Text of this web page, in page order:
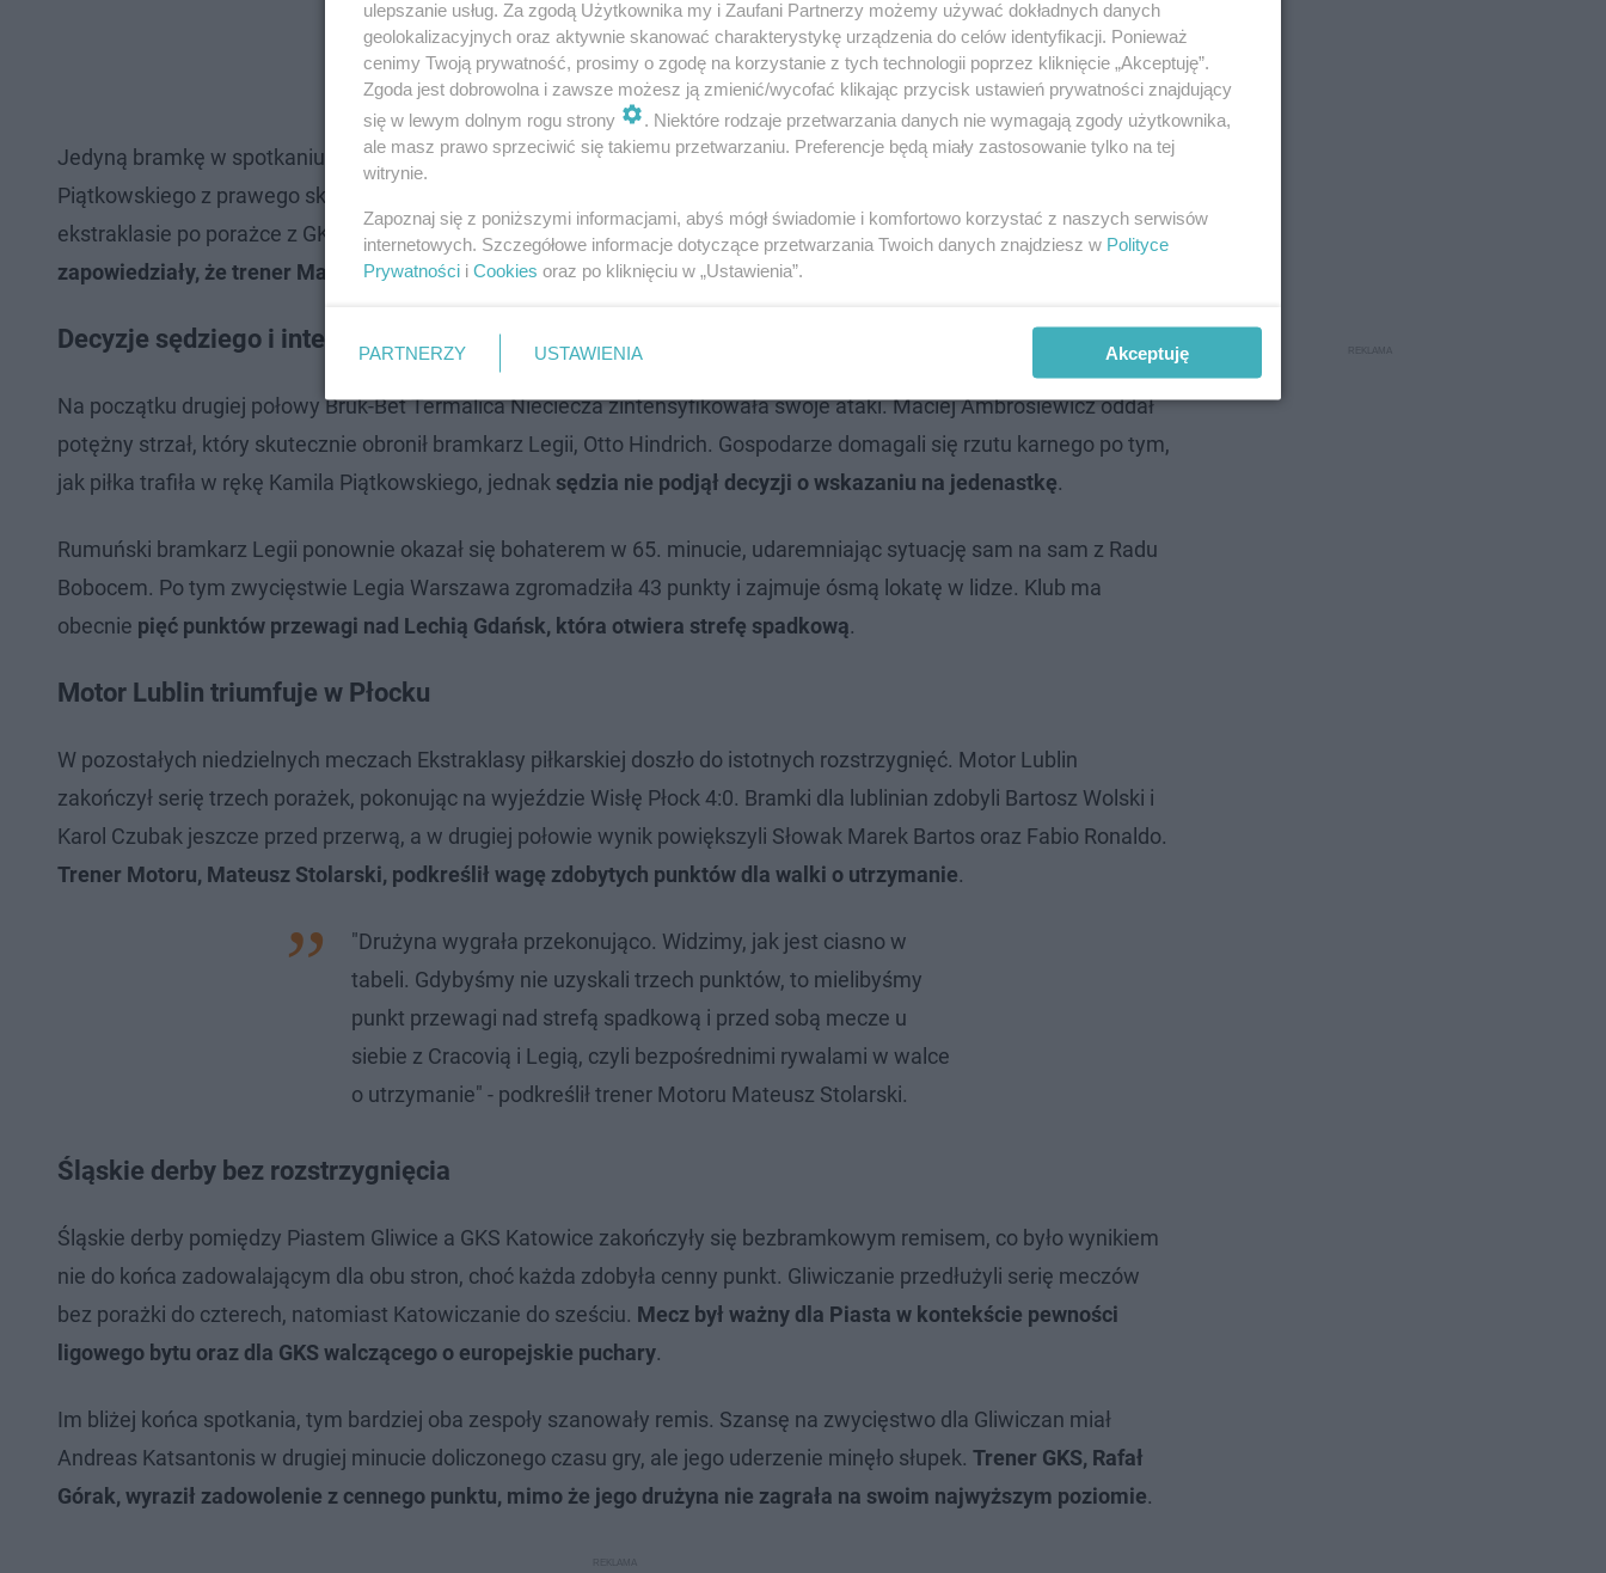
Jedyną bramkę w spotkaniu zdobył Rafał Adamski w 19. minucie, wykorzystując dośrodkowanie Kamila
Piątkowskiego z prawego skrzydła. Bruk-Bet Termalica, która już wcześniej straciła szanse na utrzymanie w
ekstraklasie po porażce z GKS Katowice (1:5) 3 maja, walczyła jedynie o honor. Mimo spadku, władze klubu
zapowiedziały, że trener Marcin Brosz pozostanie na stanowisku.
Decyzje sędziego i interwencje bramkarza
Na początku drugiej połowy Bruk-Bet Termalica Nieciecza zintensyfikowała swoje ataki. Maciej Ambrosiewicz oddał
potężny strzał, który skutecznie obronił bramkarz Legii, Otto Hindrich. Gospodarze domagali się rzutu karnego po tym,
jak piłka trafiła w rękę Kamila Piątkowskiego, jednak sędzia nie podjął decyzji o wskazaniu na jedenastkę.
Rumuński bramkarz Legii ponownie okazał się bohaterem w 65. minucie, udaremniając sytuację sam na sam z Radu
Bobocem. Po tym zwycięstwie Legia Warszawa zgromadziła 43 punkty i zajmuje ósmą lokatę w lidze. Klub ma
obecnie pięć punktów przewagi nad Lechią Gdańsk, która otwiera strefę spadkową.
Motor Lublin triumfuje w Płocku
W pozostałych niedzielnych meczach Ekstraklasy piłkarskiej doszło do istotnych rozstrzygnięć. Motor Lublin
zakończył serię trzech porażek, pokonując na wyjeździe Wisłę Płock 4:0. Bramki dla lublinian zdobyli Bartosz Wolski i
Karol Czubak jeszcze przed przerwą, a w drugiej połowie wynik powiększyli Słowak Marek Bartos oraz Fabio Ronaldo.
Trener Motoru, Mateusz Stolarski, podkreślił wagę zdobytych punktów dla walki o utrzymanie.
"Drużyna wygrała przekonująco. Widzimy, jak jest ciasno w
tabeli. Gdybyśmy nie uzyskali trzech punktów, to mielibyśmy
punkt przewagi nad strefą spadkową i przed sobą mecze u
siebie z Cracovią i Legią, czyli bezpośrednimi rywalami w walce
o utrzymanie" - podkreślił trener Motoru Mateusz Stolarski.
Śląskie derby bez rozstrzygnięcia
Śląskie derby pomiędzy Piastem Gliwice a GKS Katowice zakończyły się bezbramkowym remisem, co było wynikiem
nie do końca zadowalającym dla obu stron, choć każda zdobyła cenny punkt. Gliwiczanie przedłużyli serię meczów
bez porażki do czterech, natomiast Katowiczanie do sześciu. Mecz był ważny dla Piasta w kontekście pewności
ligowego bytu oraz dla GKS walczącego o europejskie puchary.
Im bliżej końca spotkania, tym bardziej oba zespoły szanowały remis. Szansę na zwycięstwo dla Gliwiczan miał
Andreas Katsantonis w drugiej minucie doliczonego czasu gry, ale jego uderzenie minęło słupek. Trener GKS, Rafał
Górak, wyraził zadowolenie z cennego punktu, mimo że jego drużyna nie zagrała na swoim najwyższym poziomie.
ulepszanie usług. Za zgodą Użytkownika my i Zaufani Partnerzy możemy używać dokładnych danych
geolokalizacyjnych oraz aktywnie skanować charakterystykę urządzenia do celów identyfikacji. Ponieważ
cenimy Twoją prywatność, prosimy o zgodę na korzystanie z tych technologii poprzez kliknięcie „Akceptuję”.
Zgoda jest dobrowolna i zawsze możesz ją zmienić/wycofać klikając przycisk ustawień prywatności znajdujący
się w lewym dolnym rogu strony
. Niektóre rodzaje przetwarzania danych nie wymagają zgody użytkownika,
ale masz prawo sprzeciwić się takiemu przetwarzaniu. Preferencje będą miały zastosowanie tylko na tej
witrynie.
Zapoznaj się z poniższymi informacjami, abyś mógł świadomie i komfortowo korzystać z naszych serwisów
internetowych. Szczegółowe informacje dotyczące przetwarzania Twoich danych znajdziesz w Polityce
Prywatności i Cookies oraz po kliknięciu w „Ustawienia”.
PARTNERZY USTAWIENIA Akceptuję